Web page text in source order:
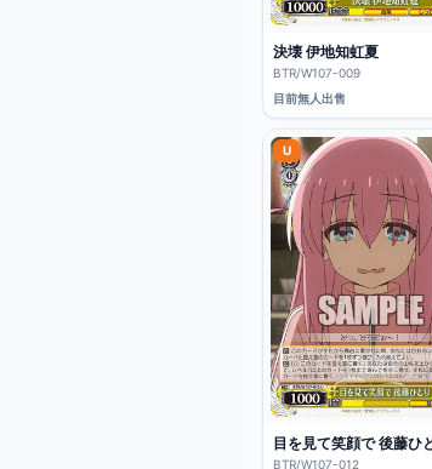
決壊 伊地知虹夏
BTR/W107-009
目前無人出售
U
目を見て笑顔で 後藤ひ
BTR/W107-012